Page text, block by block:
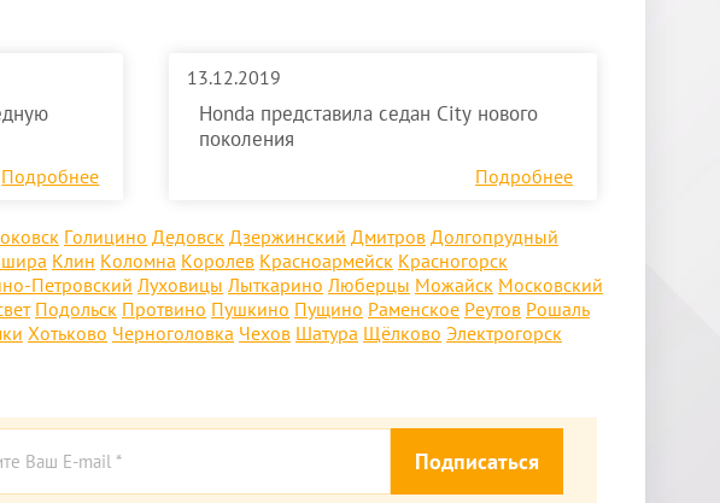
Подробнее
13.12.2019
Honda представила седан City нового
поколения
Подробнее
Голицино Дедовск Дзержинский Дмитров Долгопрудный
Клин Коломна Королев Красноармейск Красногорск
Петровский Луховицы Лыткарино Люберцы Можайск Московский
Подольск Протвино Пушкино Пущино Раменское Реутов Рошаль
Хотьково Черноголовка Чехов Шатура Щёлково Электрогорск
Подписаться